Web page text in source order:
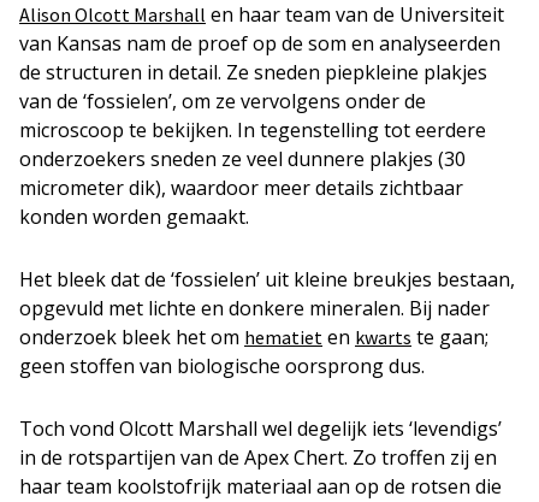
Alison Olcott Marshall en haar team van de Universiteit
van Kansas nam de proef op de som en analyseerden
de structuren in detail. Ze sneden piepkleine plakjes
van de ‘fossielen’, om ze vervolgens onder de
microscoop te bekijken. In tegenstelling tot eerdere
onderzoekers sneden ze veel dunnere plakjes (30
micrometer dik), waardoor meer details zichtbaar
konden worden gemaakt.
Het bleek dat de ‘fossielen’ uit kleine breukjes bestaan,
opgevuld met lichte en donkere mineralen. Bij nader
onderzoek bleek het om hematiet en kwarts te gaan;
geen stoffen van biologische oorsprong dus.
Toch vond Olcott Marshall wel degelijk iets ‘levendigs’
in de rotspartijen van de Apex Chert. Zo troffen zij en
haar team koolstofrijk materiaal aan op de rotsen die